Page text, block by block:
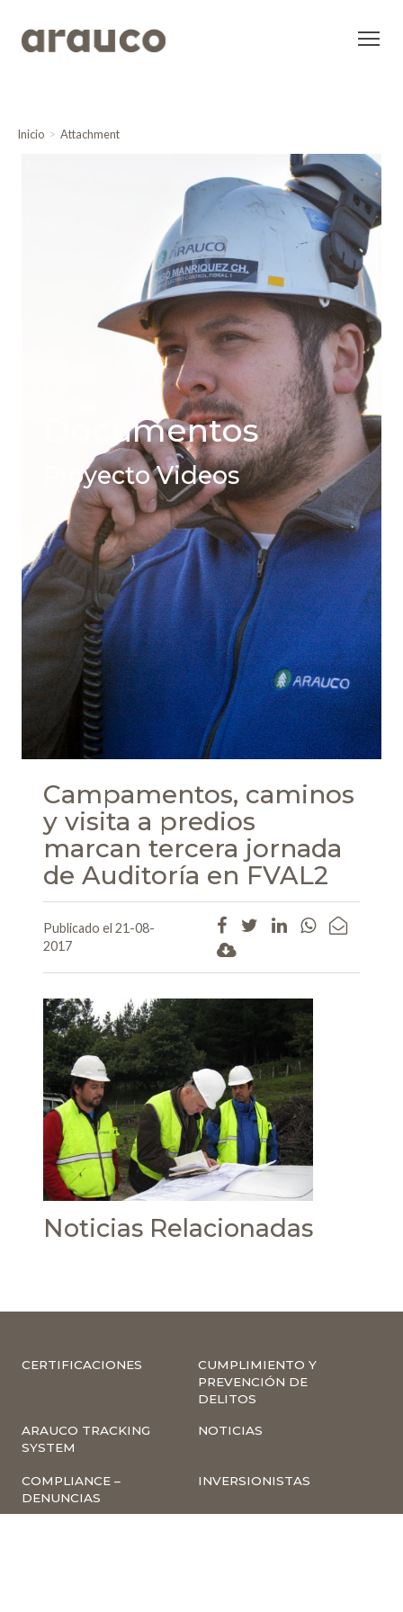
Inicio Attachment
Documentos
Proyecto Videos
Campamentos, caminos
y visita a predios
marcan tercera jornada
de Auditoría en FVAL2
Publicado el 21-08-
2017
Noticias Relacionadas
CERTIFICACIONES
CUMPLIMIENTO Y
PREVENCIÓN DE
DELITOS
ARAUCO TRACKING
SYSTEM
NOTICIAS
COMPLIANCE –
DENUNCIAS
INVERSIONISTAS